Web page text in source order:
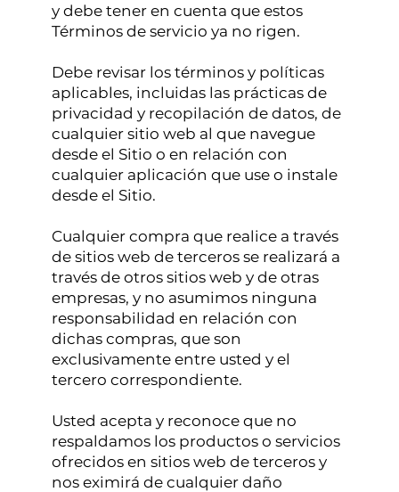
y debe tener en cuenta que estos
Términos de servicio ya no rigen.
Debe revisar los términos y políticas
aplicables, incluidas las prácticas de
privacidad y recopilación de datos, de
cualquier sitio web al que navegue
desde el Sitio o en relación con
cualquier aplicación que use o instale
desde el Sitio.
Cualquier compra que realice a través
de sitios web de terceros se realizará a
través de otros sitios web y de otras
empresas, y no asumimos ninguna
responsabilidad en relación con
dichas compras, que son
exclusivamente entre usted y el
tercero correspondiente.
Usted acepta y reconoce que no
respaldamos los productos o servicios
ofrecidos en sitios web de terceros y
nos eximirá de cualquier daño